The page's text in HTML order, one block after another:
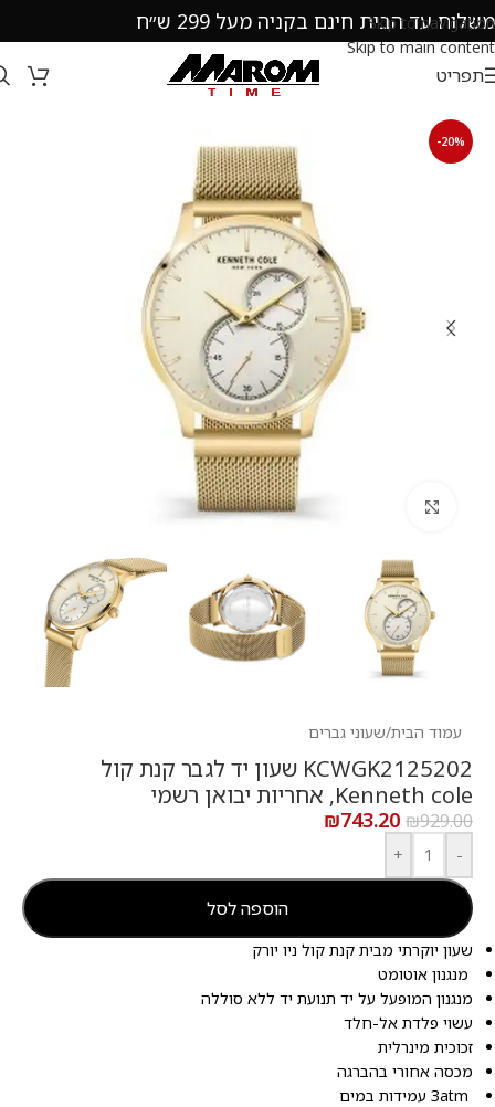
Skip to navigation
Skip to main content
משלוח עד הבית חינם בקניה מעל 299 ש״ח
תפריט
עמוד הבית/שעוני גברים
KCWGK2125202 שעון יד לגבר קנת קול
Kenneth cole, אחריות יבואן רשמי
₪929.00
₪743.20
-
+
הוספה לסל
שעון יוקרתי מבית קנת קול ניו יורק
מנגנון אוטומט
מנגנון המופעל על יד תנועת יד ללא סוללה
עשוי פלדת אל-חלד
זכוכית מינרלית
מכסה אחורי בהברגה
-20%